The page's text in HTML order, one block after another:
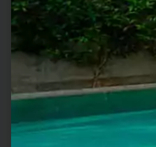
Les conseils de nos artisans
Pourquoi choisir une margelle
cérame ?
Le grès cérame est une matière très
aux UV, aux acides et avec une